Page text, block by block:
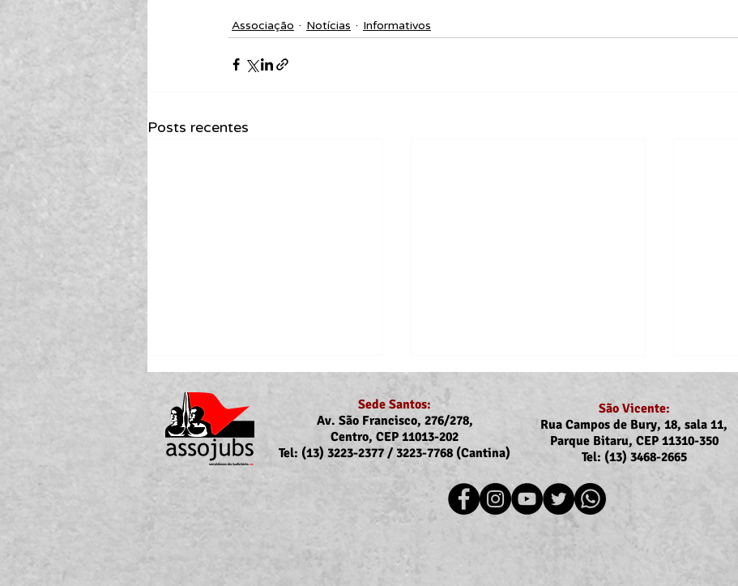
Associação Notícias Informativos
Posts recentes
Portaria Nº 10.855/2026
sobre a atualização da
concessão do auxílio-saúde
para servidores/as ativos/as e
Recomposição do auxílio-
saúde: Implementação dos
novos valores entra na folha
dos
Sede Santos:
Av. São Francisco, 276/278,
Centro, CEP 11013-202
Tel: (13) 3223-2377 / 3223-7768 (Cantina)
São Vicente:
Rua Campos de Bury, 18, sala 11,
Parque Bitaru, CEP 11310-350
Tel: (13) 3468-2665